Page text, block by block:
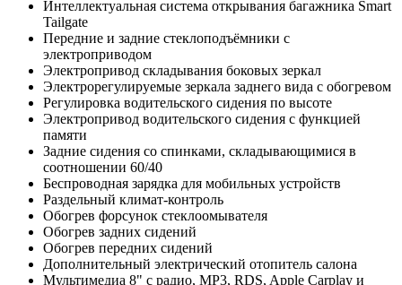
Интеллектуальная система открывания багажника Smart
Tailgate
Передние и задние стеклоподъёмники с
электроприводом
Электропривод складывания боковых зеркал
Электрорегулируемые зеркала заднего вида с обогревом
Регулировка водительского сидения по высоте
Электропривод водительского сидения с функцией
памяти
Задние сидения со спинками, складывающимися в
соотношении 60/40
Беспроводная зарядка для мобильных устройств
Раздельный климат-контроль
Обогрев форсунок стеклоомывателя
Обогрев задних сидений
Обогрев передних сидений
Дополнительный электрический отопитель салона
Мультимедиа 8" с радио, MP3, RDS, Apple Carplay и